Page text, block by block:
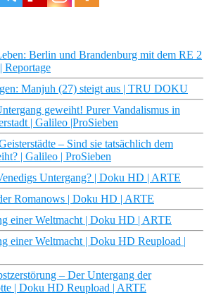
Berlin und Brandenburg mit dem RE 2
Reportage
Manjuh (27) steigt aus | TRU DOKU
geweiht! Purer Vandalismus in
| Galileo |ProSieben
– Sind sie tatsächlich dem
| Galileo | ProSieben
Untergang? | Doku HD | ARTE
Romanows | Doku HD | ARTE
einer Weltmacht | Doku HD | ARTE
einer Weltmacht | Doku HD Reupload |
– Der Untergang der
| Doku HD Reupload | ARTE